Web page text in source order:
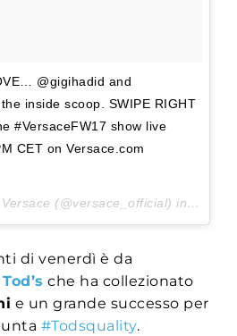
@gigihadid and
inside scoop. SWIPE RIGHT
#VersaceFW17 show live
CET on Versace.com
Un post condiviso da Versace (@versace_official) in data:
di venerdì è da
Tod’s che ha collezionato
e un grande successo per
#Todsquality.